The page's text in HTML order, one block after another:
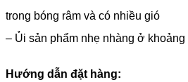
trong bóng râm và có nhiều gió
– Ủi sản phẩm nhẹ nhàng ở
Hướng dẫn đặt hàng: